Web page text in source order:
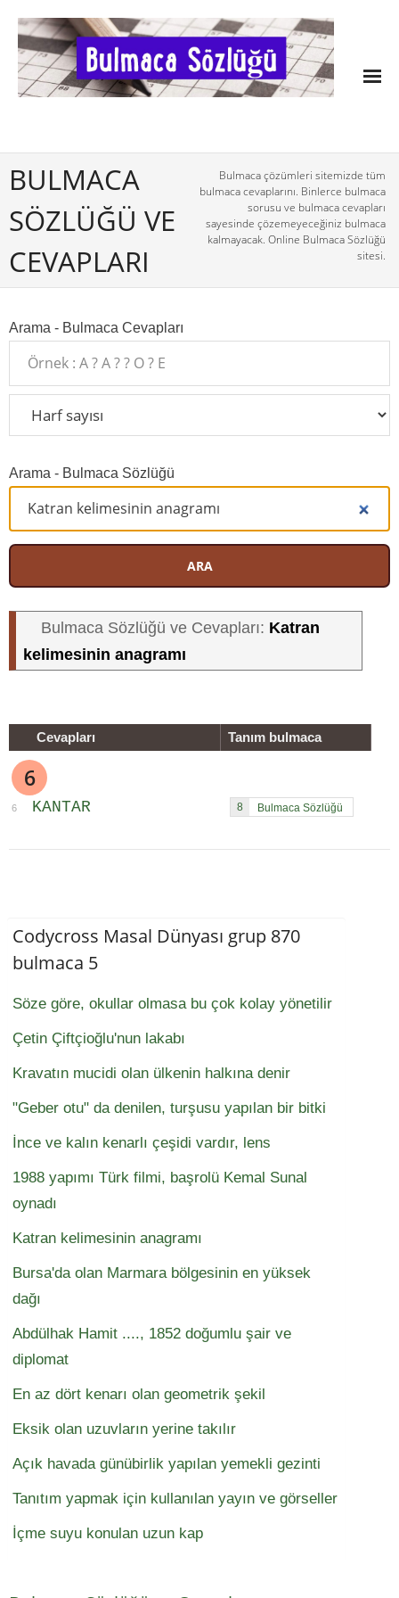
BULMACA
SÖZLÜĞÜ VE
CEVAPLARI
Bulmaca çözümleri sitemizde tüm
bulmaca cevaplarını. Binlerce bulmaca
sorusu ve bulmaca cevapları
sayesinde çözemeyeceğiniz bulmaca
kalmayacak. Online Bulmaca Sözlüğü
sitesi.
Arama - Bulmaca Cevapları
Arama - Bulmaca Sözlüğü
ARA
Bulmaca Sözlüğü ve Cevapları: Katran
kelimesinin anagramı
Cevapları Tanım bulmaca
6
6 KANTAR 8
Codycross Masal Dünyası grup 870
bulmaca 5
Söze göre, okullar olmasa bu çok kolay yönetilir
Çetin Çiftçioğlu'nun lakabı
Kravatın mucidi olan ülkenin halkına denir
"Geber otu" da denilen, turşusu yapılan bir bitki
İnce ve kalın kenarlı çeşidi vardır, lens
1988 yapımı Türk filmi, başrolü Kemal Sunal
oynadı
Katran kelimesinin anagramı
Bursa'da olan Marmara bölgesinin en yüksek
dağı
Abdülhak Hamit ...., 1852 doğumlu şair ve
diplomat
En az dört kenarı olan geometrik şekil
Eksik olan uzuvların yerine takılır
Açık havada günübirlik yapılan yemekli gezinti
Tanıtım yapmak için kullanılan yayın ve görseller
İçme suyu konulan uzun kap